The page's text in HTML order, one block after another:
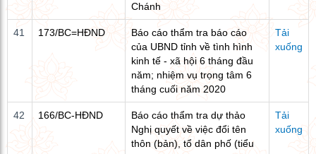
Chánh
41 173/BC=HĐND
Báo cáo thẩm tra báo cáo
của UBND tỉnh về tình hình
kinh tế - xã hội 6 tháng đầu
năm; nhiệm vụ trọng tâm 6
tháng cuối năm 2020
Tải
xuống
42 166/BC-HĐND
Báo cáo thẩm tra dự thảo
Nghị quyết về việc đổi tên
thôn (bản), tổ dân phố (tiểu
Tải
xuống